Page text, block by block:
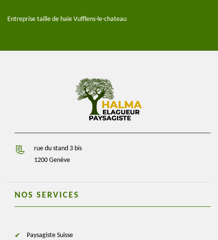
Entreprise taille de haie Vufflens-le-chateau
rue du stand 3 bis
1200 Genève
NOS SERVICES
Paysagiste Suisse